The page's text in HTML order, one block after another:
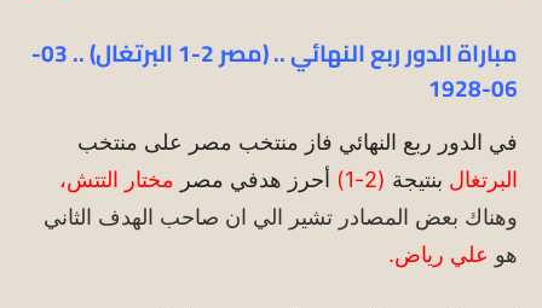
مباراة الدور ربع النهائي .. (مصر 2-1 البرتغال) .. 03-
06-1928
في الدور ربع النهائي فاز منتخب مصر على منتخب
البرتغال بنتيجة (2-1) أحرز هدفي مصر مختار التتش،
وهناك بعض المصادر تشير الي ان صاحب الهدف الثاني
هو علي رياض.